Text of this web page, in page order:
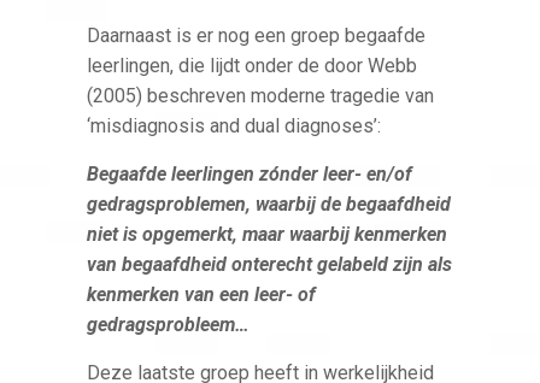
Daarnaast is er nog een groep begaafde
leerlingen, die lijdt onder de door Webb
(2005) beschreven moderne tragedie van
‘misdiagnosis and dual diagnoses’:
Begaafde leerlingen zónder leer- en/of
gedragsproblemen, waarbij de begaafdheid
niet is opgemerkt, maar waarbij kenmerken
van begaafdheid onterecht gelabeld zijn als
kenmerken van een leer- of
gedragsprobleem…
Deze laatste groep heeft in werkelijkheid